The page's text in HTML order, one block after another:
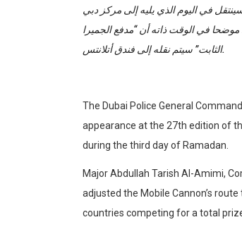
في اليوم الذي يليه إلى مركز دبي
في الوقت ذاته أن “مدفع الجميرا
الثابت” سيتم نقله إلى فندق أتلانتس.
The Dubai Police General
appearance at the 27th edition of
during the third day of Ramadan.
Major Abdullah Tarish Al-Amimi,
adjusted the Mobile Cannon’s
countries competing for a total